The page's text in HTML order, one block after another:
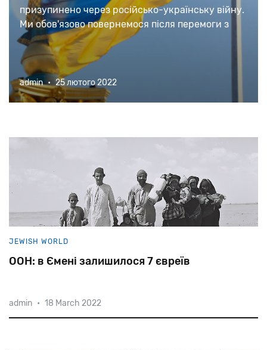
призупинено через російсько-українську війну.
Ми обов'язово повернемося після перемоги з
новими текстами та матеріалами.
admin • 25 лютого 2022
JEWISH WORLD
ООН: в Ємені залишилося 7 євреїв
admin • 18 March 2022